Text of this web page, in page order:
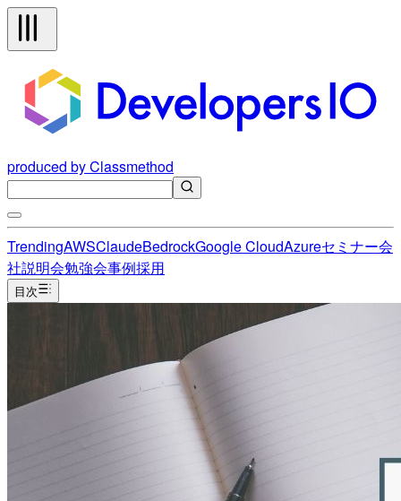
produced by Classmethod
TrendingAWSClaudeBedrockGoogle CloudAzureセミナー会
社説明会勉強会事例採用
目次